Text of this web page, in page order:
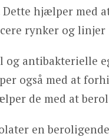
Dette hjælper med
rynker og linjer
og antibakterielle
også med at
de med at
en